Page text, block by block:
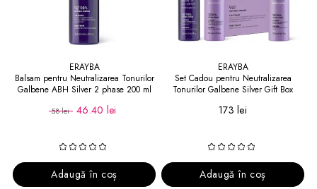
ERAYBA
Balsam pentru Neutralizarea Tonurilor
Galbene ABH Silver 2 phase 200 ml
58 lei 46.40 lei
Adaugă în coș
ERAYBA
Set Cadou pentru Neutralizarea
Tonurilor Galbene Silver Gift Box
173 lei
Adaugă în coș